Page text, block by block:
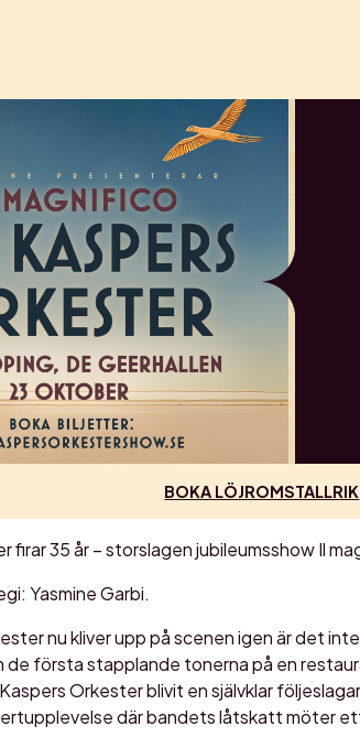
BOKA LÖJROMSTALLRIK
firar 35 år – storslagen jubileumsshow Il
Yasmine Garbi.
nu kliver upp på scenen igen är det
de första stapplande tonerna på en
Orkester blivit en självklar
där bandets låtskatt möter